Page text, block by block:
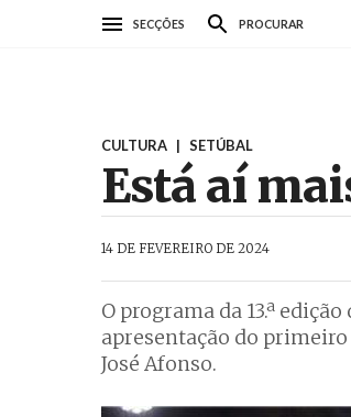
SECÇÕES PROCURAR
CULTURA | SETÚBAL
Está aí
14 DE FEVEREIRO DE 2024
O programa da 13.ª
apresentação do primeiro
José Afonso.